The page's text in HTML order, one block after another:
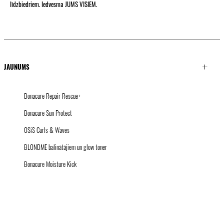
līdzbiedriem. Iedvesma JUMS VISIEM.
JAUNUMS
Bonacure Repair Rescue+
Bonacure Sun Protect
OSiS Curls & Waves
BLONDME balinātājiem un glow toner
Bonacure Moisture Kick